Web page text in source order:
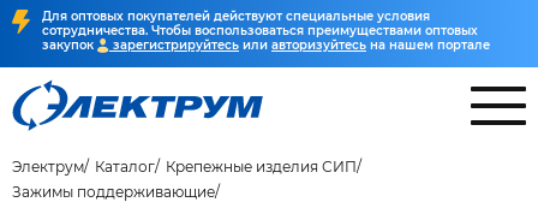
Для оптовых покупателей действуют специальные условия
сотрудничества. Чтобы воспользоваться преимуществами оптовых
закупок
зарегистрируйтесь или авторизуйтесь на нашем портале
Электрум Каталог
Крепежные изделия СИП
Зажимы поддерживающие